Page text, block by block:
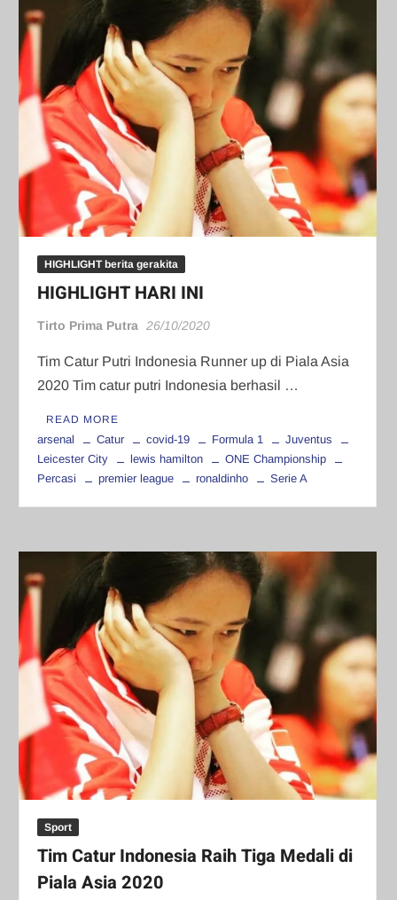
HIGHLIGHT berita gerakita
HIGHLIGHT HARI INI
Tirto Prima Putra 26/10/2020
Tim Catur Putri Indonesia Runner up di Piala Asia
2020 Tim catur putri Indonesia berhasil …
READ MORE
arsenal Catur covid-19 Formula 1
Juventus
Leicester City
lewis hamilton
ONE Championship
Percasi
premier league ronaldinho Serie A
Sport
Tim Catur Indonesia Raih Tiga Medali di
Piala Asia 2020